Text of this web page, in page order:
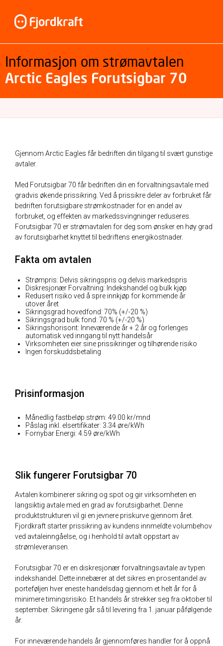
Informasjon om strømavtalen
Arctic Eagles Forutsigbar 70
Gjennom Arctic Eagles får bedriften din tilgang til svært gunstige
avtaler.
Med Forutsigbar 70 får bedriften din en forvaltningsavtale med
gradvis økende prissikring. Ved å prissikre deler av forbruket får
bedriften forutsigbare strømkostnader for en andel av
forbruket, og effekten av markedssvingninger reduseres.
Forutsigbar 70 er strømavtalen for deg som ønsker en høy grad
av forutsigbarhet knyttet til bedriftens energikostnader.
Fakta om avtalen
Strømpris: Delvis sikringspris og delvis markedspris
Diskresjonær Forvaltning: Indekshandel og bulk kjøp
Redusert risiko ved å spre innkjøp for kommende år
utover året
Sikringsgrad hovedfond: 70% (+/-20 %)
Sikringsgrad bulk fond: 70 % (+/-20 %)
Sikringshorisont: Inneværende år + 2 år og forlenges
automatisk ved inngang til nytt handelsår
Virksomheten eier sine prissikringer og tilhørende risiko
Ingen forskuddsbetaling
Prisinformasjon
Månedlig fastbeløp strøm: 49.00 kr/mnd
Påslag inkl. elsertifikater: 3.34 øre/kWh
Fornybar Energi: 4.59 øre/kWh
Slik fungerer Forutsigbar 70
Avtalen kombinerer sikring og spot og gir virksomheten en
langsiktig avtale med en grad av forutsigbarhet. Denne
produktstrukturen vil gi en jevnere priskurve gjennom året.
Fjordkraft starter prissikring av kundens innmeldte volumbehov
ved avtaleinngåelse, og i henhold til avtalt oppstart av
strømleveransen.
Forutsigbar 70 er en diskresjonær forvaltningsavtale av typen
indekshandel. Dette innebærer at det sikres en prosentandel av
porteføljen hver eneste handelsdag gjennom et helt år for å
minimere timingsrisiko. Et handels år strekker seg fra oktober til
september. Sikringene går så til levering fra 1. januar påfølgende
år.
For inneværende handels år gjennomføres handler for å oppnå